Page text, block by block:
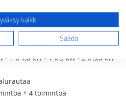
(-97) cm
- 1 x 1,8 kW - 1 x 3 kW - 2 x 3,6 kW
+ 4 toimintoa
kaikki
Säädä